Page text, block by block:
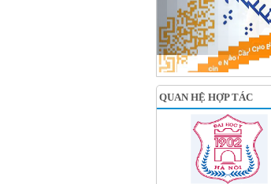
QUAN HỆ HỢP TÁC